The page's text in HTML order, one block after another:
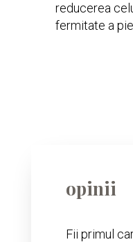
reducerea
fermitate a
opinii
Fii primul